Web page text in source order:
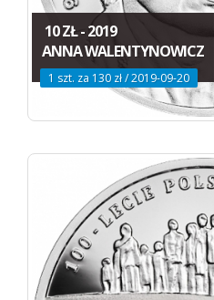
10 ZŁ - 2019
ANNA WALENTYNOWICZ
1 szt. za 130 zł / 2019-09-20